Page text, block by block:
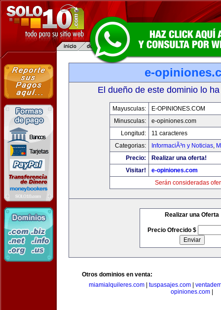
e-
El dueño de este dominio lo
Mayusculas:
E-OPINIONES.COM
Minusculas:
e-opiniones.com
Longitud:
11 caracteres
Categorias:
InformaciÃ³n y Noticias,
Precio:
Realizar una oferta!
Visitar!
e-opiniones.com
Serán consideradas
Realizar una Oferta
Precio Ofrecido $
Otros dominios en venta:
miamialquileres.com
tuspasajes.com
opiniones.com